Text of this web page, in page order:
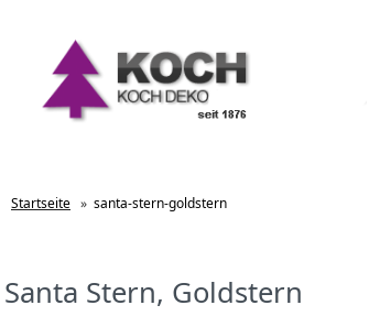
Startseite » santa-stern-goldstern
Santa Stern, Goldstern